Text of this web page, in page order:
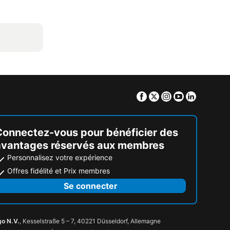
Facebook
TwitterInstagram
Youtube
vous pour bénéficier des
réservés aux membres
Personnalisez votre expérience
Offres fidélité et Prix membres
Se connecter
N.V., Kesselstraße 5 – 7, 40221 Düsseldorf, Allemagne